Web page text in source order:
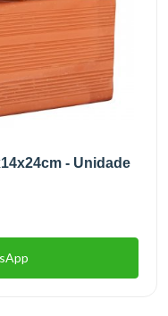
- Unidade